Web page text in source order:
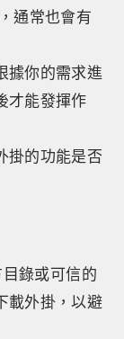
通常也會有
據你的需求進
才能發揮作
掛的功能是否
錄或可信的
載外掛，以避